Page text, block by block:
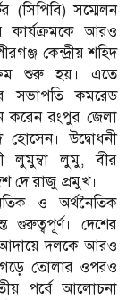
(সিপিবি) সম্মেলন
কার্যক্রমকে আরও
কেন্দ্রীয় শহিদ
শুরু হয়। এতে
সভাপতি কমরেড
করেন রংপুর জেলা
উদ্বোধনী
লুমুম্বা লুমু, বীর
দে রাজু প্রমুখ।
ও অর্থনৈতিক
গুরুত্বপূর্ণ। দেশের
আদায়ে দলকে আরও
তোলার ওপরও
পর্বে আলোচনা